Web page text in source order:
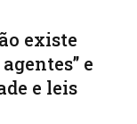
existe
e
e leis